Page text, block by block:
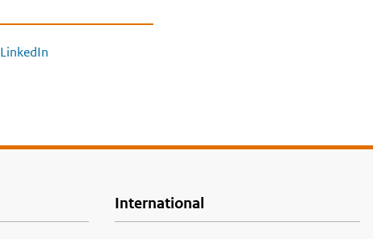
LinkedIn
International